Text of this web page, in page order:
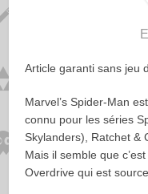
Article garanti sans jeu
Marvel’s Spider-Man
connu pour les séries
Skylanders), Ratchet &
Mais il semble que
Overdrive qui est